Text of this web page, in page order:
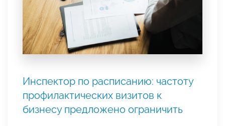
Инспектор по расписанию: частоту
профилактических визитов к
бизнесу предложено ограничить